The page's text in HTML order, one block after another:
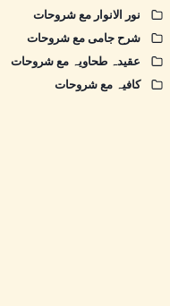
نور الانوار مع شروحات
شرح جامی مع شروحات
عقیدہ طحاویہ مع شروحات
کافیہ مع شروحات